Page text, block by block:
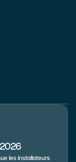
les installateurs